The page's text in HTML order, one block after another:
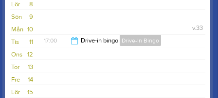
8
Lör
9
Sön
10
Mån
v.33
11
Tis 17:00 Drive-in bingo Drive-In Bingo
12
Ons
13
Tor
14
Fre
15
Lör